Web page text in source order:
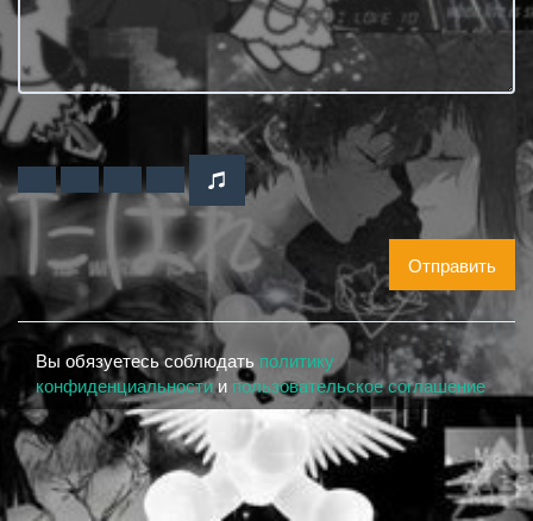
Отправить
Вы обязуетесь соблюдать политику
конфиденциальностии пользовательское соглашение